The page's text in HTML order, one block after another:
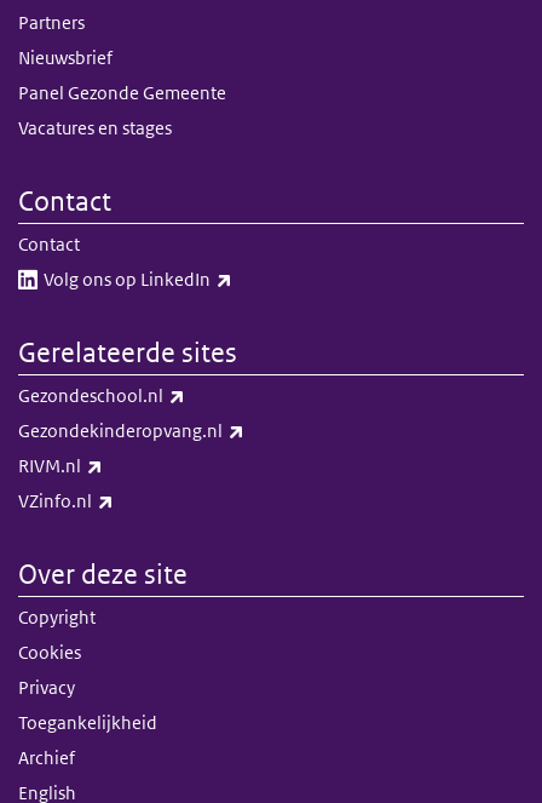
Partners
Nieuwsbrief
Panel Gezonde Gemeente
Vacatures en stages
Contact
Contact
Volg ons op LinkedIn​​
Gerelateerde sites
Gezondeschool.nl
Gezondekinderopvang.nl
RIVM.nl
VZinfo.nl
Over deze site
Copyright
Cookies
Privacy
Toegankelijkheid
Archief
English